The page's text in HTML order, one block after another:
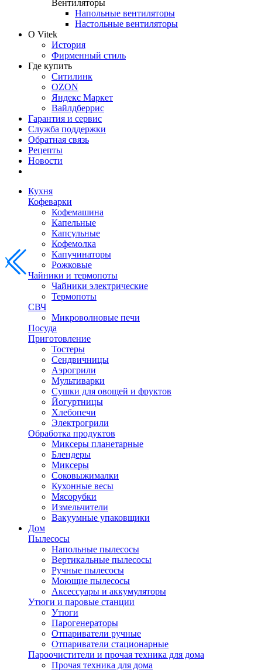
Вентиляторы
Напольные вентиляторы
Настольные вентиляторы
О Vitek
История
Фирменный стиль
Где купить
Ситилинк
OZON
Яндекс Маркет
Вайлдберрис
Гарантия и сервис
Служба поддержки
Обратная связь
Рецепты
Новости
Кухня
Кофеварки
Кофемашина
Капельные
Капсульные
Кофемолка
Капучинаторы
Рожковые
Чайники и термопоты
Чайники электрические
Термопоты
СВЧ
Микроволновые печи
Посуда
Приготовление
Тостеры
Сендвичницы
Аэрогрили
Мультиварки
Сушки для овощей и фруктов
Йогуртницы
Хлебопечи
Электрогрили
Обработка продуктов
Миксеры планетарные
Блендеры
Миксеры
Соковыжималки
Кухонные весы
Мясорубки
Измельчители
Вакуумные упаковщики
Дом
Пылесосы
Напольные пылесосы
Вертикальные пылесосы
Ручные пылесосы
Моющие пылесосы
Аксессуары и аккумуляторы
Утюги и паровые станции
Утюги
Парогенераторы
Отпариватели ручные
Отпариватели стационарные
Пароочистители и прочая техника для дома
Прочая техника для дома